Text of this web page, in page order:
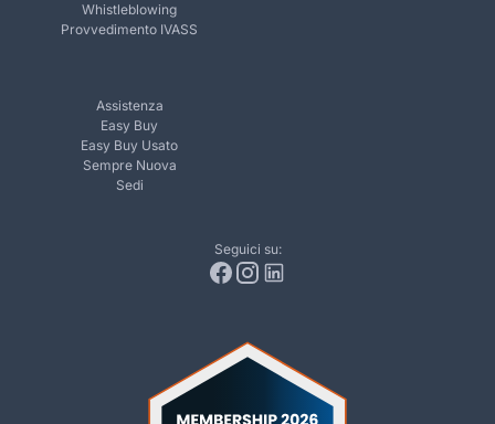
Whistleblowing
Provvedimento IVASS
Assistenza
Easy Buy
Easy Buy Usato
Sempre Nuova
Sedi
Seguici su: